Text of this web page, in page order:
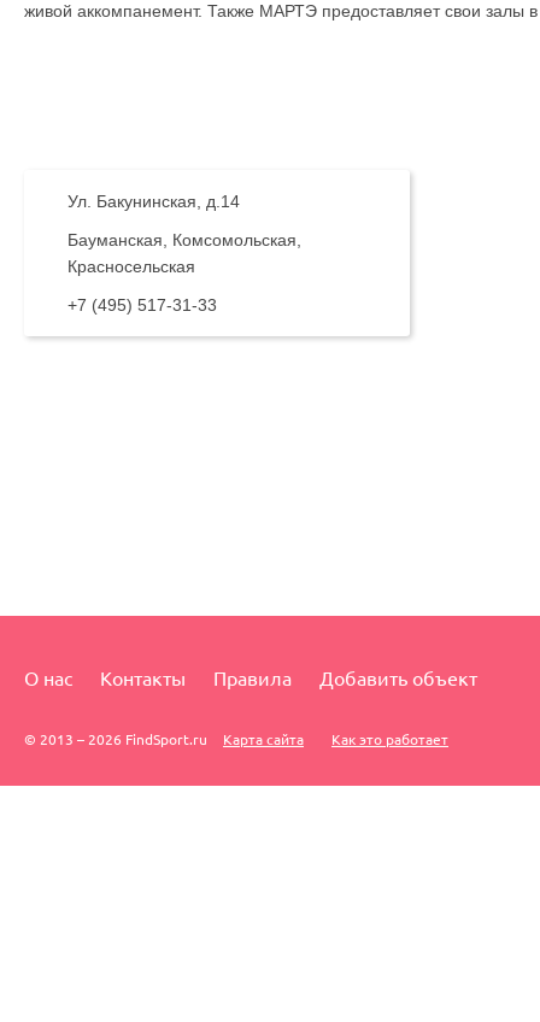
живой аккомпанемент. Также МАРТЭ предоставляет свои залы
Ул. Бакунинская, д.14
Бауманская, Комсомольская,
Красносельская
+7 (495) 517-31-33
О нас Контакты Правила Добавить объект
© 2013 – 2026 FindSport.ru Карта сайта Как это работает